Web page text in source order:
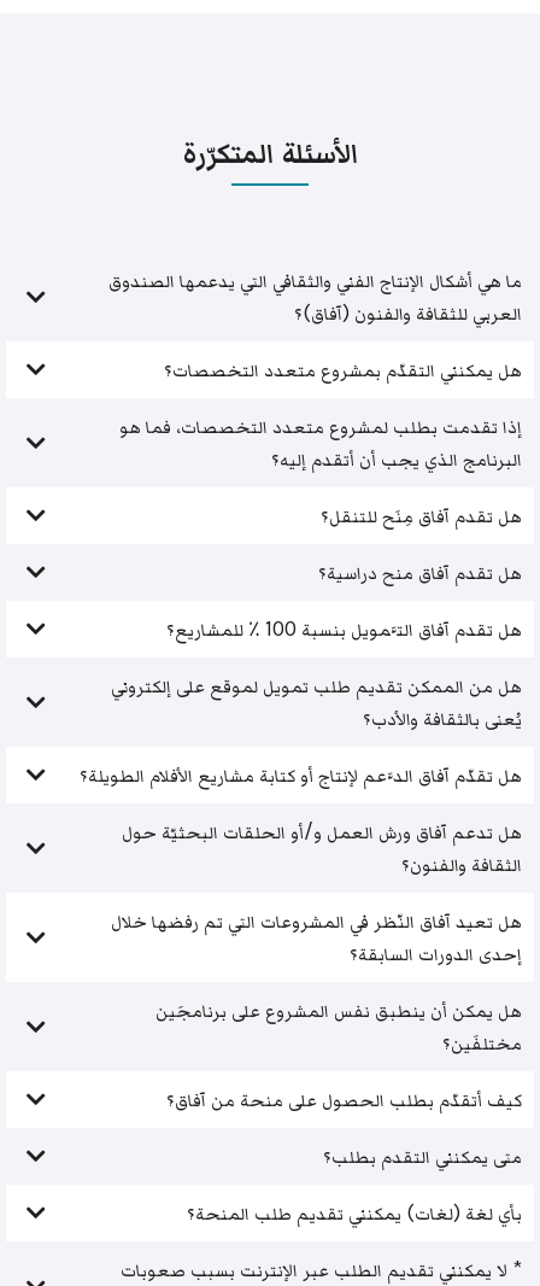
الأسئلة المتكرّرة
ما هي أشكال الإنتاج الفني والثقافي التي يدعمها الصندوق
العربي للثقافة والفنون (آفاق)؟
هل يمكنني التقدّم بمشروع متعدد التخصصات؟
إذا تقدمت بطلب لمشروع متعدد التخصصات، فما هو
البرنامج الذي يجب أن أتقدم إليه؟
هل تقدم آفاق مِنَح للتنقل؟
هل تقدم آفاق منح دراسية؟
هل تقدم آفاق التَّمويل بنسبة 100 ٪ للمشاريع؟
هل من الممكن تقديم طلب تمويل لموقع على إلكتروني
يُعنى بالثقافة والأدب؟
هل تقدّم آفاق الدَّعم لإنتاج أو كتابة مشاريع الأفلام الطويلة؟
هل تدعم آفاق ورش العمل و/أو الحلقات البحثيّة حول
الثقافة والفنون؟
هل تعيد آفاق النّظر في المشروعات التي تم رفضها خلال
إحدى الدورات السابقة؟
هل يمكن أن ينطبق نفس المشروع على برنامجَين
مختلفَين؟
كيف أتقدّم بطلب الحصول على منحة من آفاق؟
متى يمكنني التقدم بطلب؟
بأي لغة (لغات) يمكنني تقديم طلب المنحة؟
* لا يمكنني تقديم الطلب عبر الإنترنت بسبب صعوبات